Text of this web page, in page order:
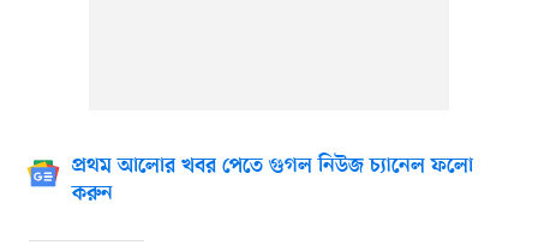
প্রথম আলোর খবর পেতে গুগল নিউজ চ্যানেল ফলো
করুন